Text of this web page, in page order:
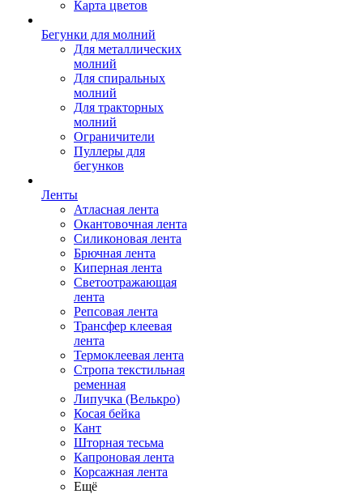
Карта цветов
Бегунки для молний
Для металлических
молний
Для спиральных
молний
Для тракторных
молний
Ограничители
Пуллеры для
бегунков
Ленты
Атласная лента
Окантовочная лента
Силиконовая лента
Брючная лента
Киперная лента
Светоотражающая
лента
Репсовая лента
Трансфер клеевая
лента
Термоклеевая лента
Стропа текстильная
ременная
Липучка (Велькро)
Косая бейка
Кант
Шторная тесьма
Капроновая лента
Корсажная лента
Ещё